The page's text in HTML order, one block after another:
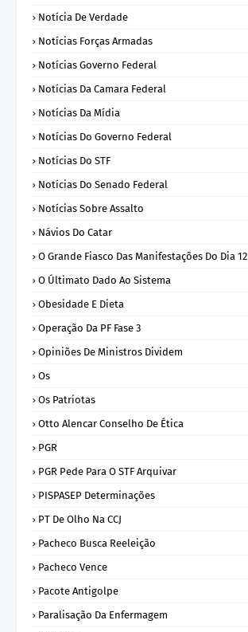
Notícia De Verdade
Notícias Forças Armadas
Notícias Governo Federal
Notícias Da Camara Federal
Notícias Da Mídia
Notícias Do Governo Federal
Notícias Do STF
Notícias Do Senado Federal
Notícias Sobre Assalto
Návios Do Catar
O Grande Fiasco Das Manifestações Do Dia
O Últimato Dado Ao Sistema
Obesidade E Dieta
Operação Da PF Fase 3
Opiniões De Ministros Dividem
Os
Os Patriotas
Otto Alencar Conselho De Ética
PGR
PGR Pede Para O STF Arquivar
PISPASEP Determinações
PT De Olho Na CCJ
Pacheco Busca Reeleição
Pacheco Vence
Pacote Antigolpe
Paralisação Da Enfermagem